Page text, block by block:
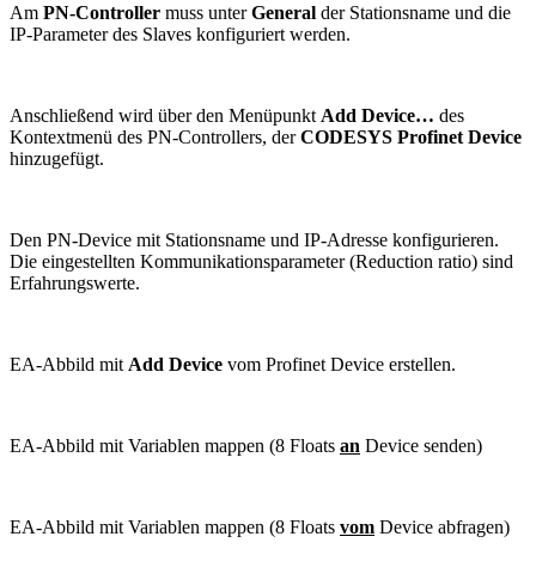
Am PN-Controller muss unterGeneral der Stationsname und die
IP-Parameter des Slaves konfiguriert werden.
Anschließend wird über den Menüpunkt Add Device… des
Kontextmenü des PN-Controllers, derCODESYS Profinet Device
hinzugefügt.
Den PN-Device mit Stationsname und IP-Adresse konfigurieren.
Die eingestellten Kommunikationsparameter (Reduction ratio) sind
Erfahrungswerte.
EA-Abbild mit Add Device vom Profinet Device erstellen.
EA-Abbild mit Variablen mappen (8 Floats an Device senden)
EA-Abbild mit Variablen mappen (8 Floats vom Device abfragen)